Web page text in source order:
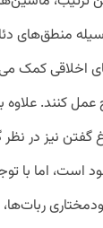
منطق‌های
اخلاقی کمک
کنند. علاوه
گفتن نیز در
است، اما با
ربات‌ها،